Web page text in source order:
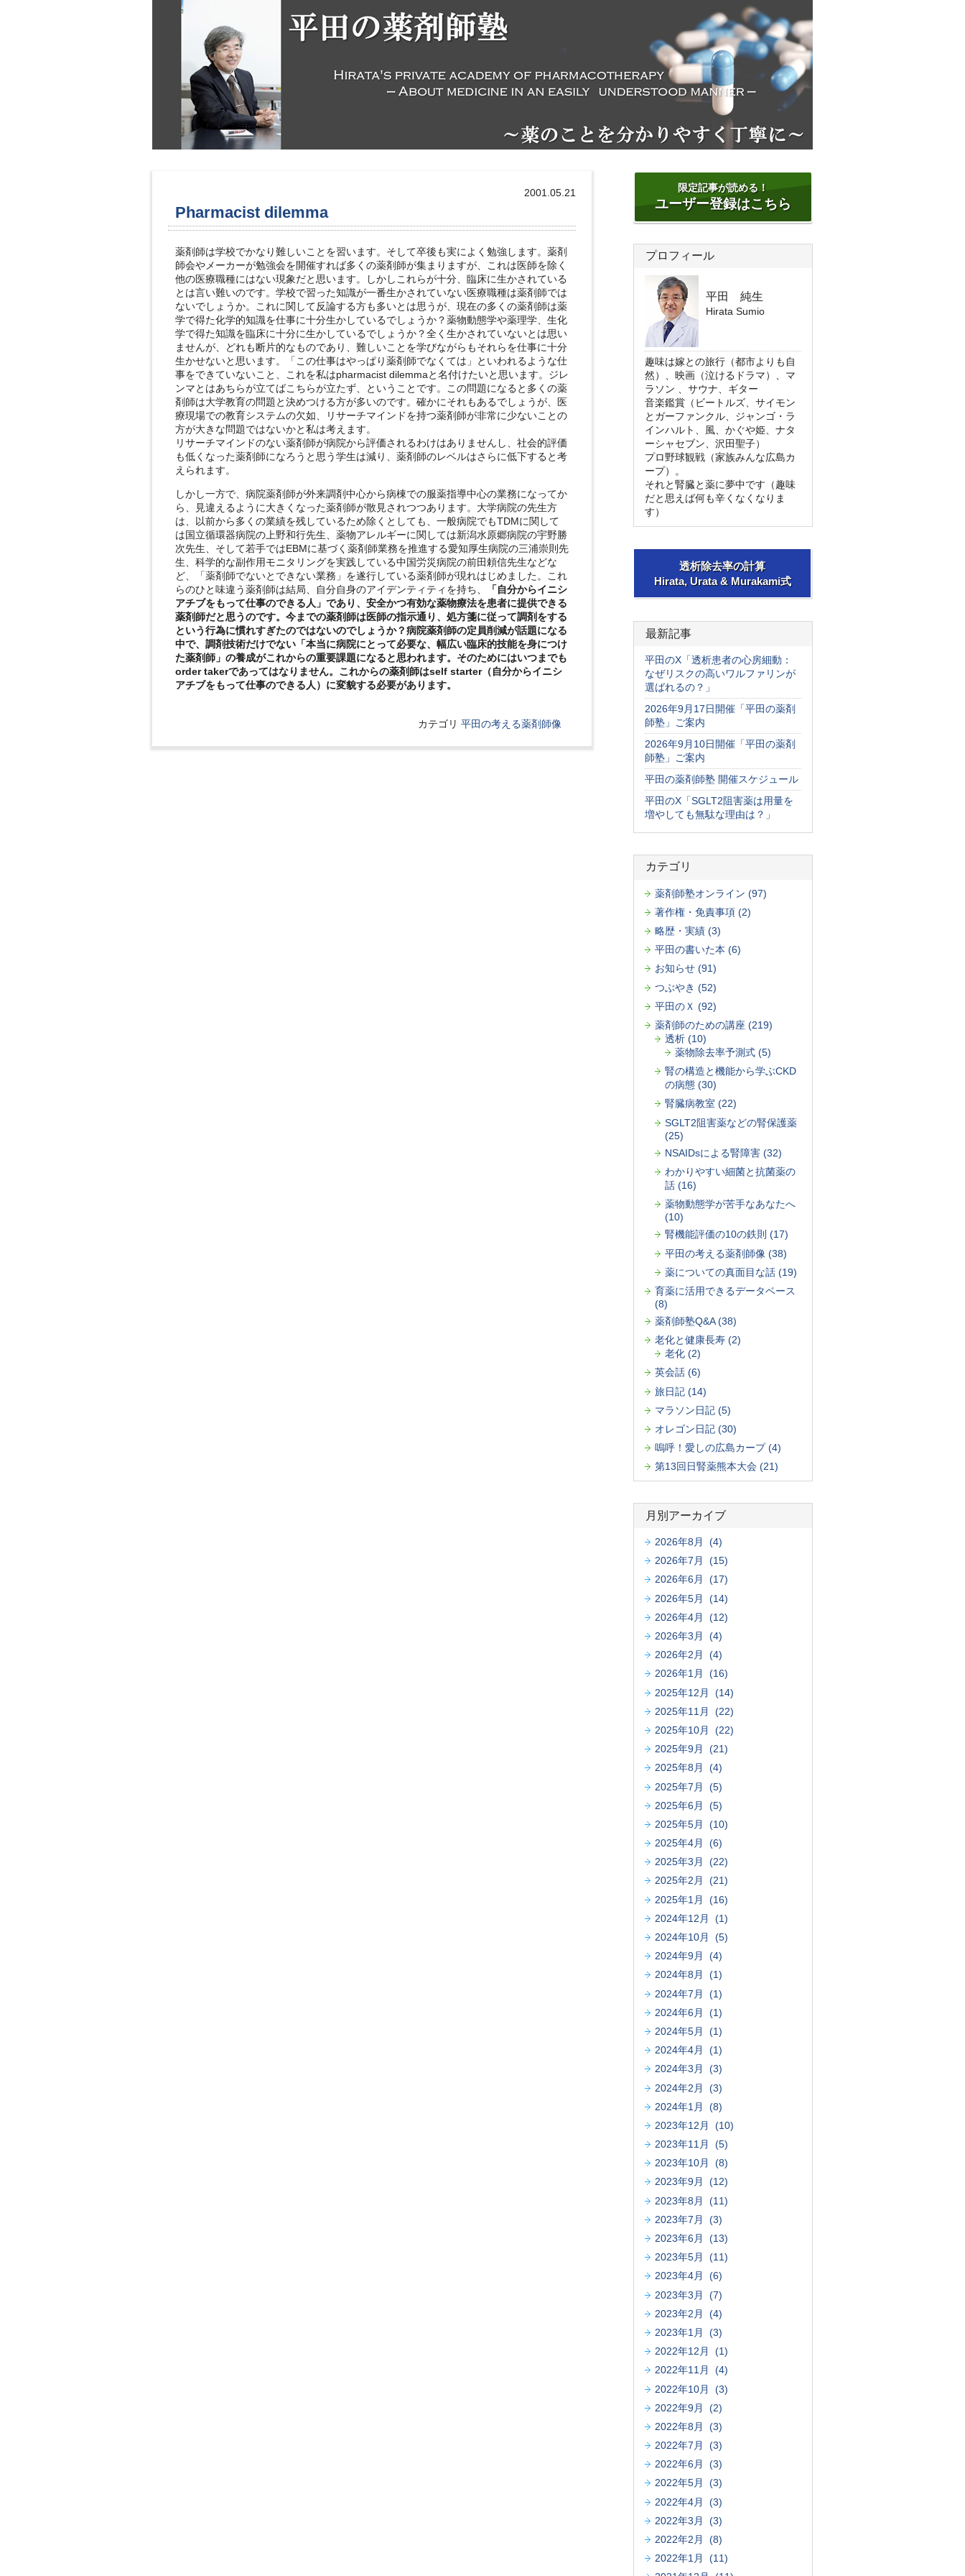
2001.05.21
Pharmacist dilemma
薬剤師は学校でかなり難しいことを習います。そして卒後も実によく勉強します。薬剤
師会やメーカーが勉強会を開催すれば多くの薬剤師が集まりますが、これは医師を除く
他の医療職種にはない現象だと思います。しかしこれらが十分、臨床に生かされている
とは言い難いのです。学校で習った知識が一番生かされていない医療職種は薬剤師では
ないでしょうか。これに関して反論する方も多いとは思うが、現在の多くの薬剤師は薬
学で得た化学的知識を仕事に十分生かしているでしょうか？薬物動態学や薬理学、生化
学で得た知識を臨床に十分に生かしているでしょうか？全く生かされていないとは思い
ませんが、どれも断片的なものであり、難しいことを学びながらもそれらを仕事に十分
生かせないと思います。「この仕事はやっぱり薬剤師でなくては」といわれるような仕
事をできていないこと、これを私はpharmacist dilemmaと名付けたいと思います。ジレ
ンマとはあちらが立てばこちらが立たず、ということです。この問題になると多くの薬
剤師は大学教育の問題と決めつける方が多いのです。確かにそれもあるでしょうが、医
療現場での教育システムの欠如、リサーチマインドを持つ薬剤師が非常に少ないことの
方が大きな問題ではないかと私は考えます。
リサーチマインドのない薬剤師が病院から評価されるわけはありませんし、社会的評価
も低くなった薬剤師になろうと思う学生は減り、薬剤師のレベルはさらに低下すると考
えられます。
しかし一方で、病院薬剤師が外来調剤中心から病棟での服薬指導中心の業務になってか
ら、見違えるように大きくなった薬剤師が散見されつつあります。大学病院の先生方
は、以前から多くの業績を残しているため除くとしても、一般病院でもTDMに関して
は国立循環器病院の上野和行先生、薬物アレルギーに関しては新潟水原郷病院の宇野勝
次先生、そして若手ではEBMに基づく薬剤師業務を推進する愛知厚生病院の三浦崇則先
生、科学的な副作用モニタリングを実践している中国労災病院の前田頼信先生などな
ど、「薬剤師でないとできない業務」を遂行している薬剤師が現れはじめました。これ
らのひと味違う薬剤師は結局、自分自身のアイデンティティを持ち、
「自分からイニシ
アチブをもって仕事のできる人」であり、安全かつ有効な薬物療法を患者に提供できる
薬剤師だと思うのです。今までの薬剤師は医師の指示通り、処方箋に従って調剤をする
という行為に慣れすぎたのではないのでしょうか？病院薬剤師の定員削減が話題になる
中で、調剤技術だけでない「本当に病院にとって必要な、幅広い臨床的技能を身につけ
た薬剤師」の養成がこれからの重要課題になると思われます。そのためにはいつまでも
order takerであってはなりません。これからの薬剤師はself starter（自分からイニシ
アチブをもって仕事のできる人）に変貌する必要があります。
カテゴリ 平田の考える薬剤師像
限定記事が読める！
ユーザー登録はこちら
プロフィール
平田 純生
Hirata Sumio
趣味は嫁との旅行（都市よりも自
然）、映画（泣けるドラマ）、マ
ラソン 、サウナ、ギター
音楽鑑賞（ビートルズ、サイモン
とガーファンクル、ジャンゴ・ラ
インハルト、風、かぐや姫、ナタ
ーシャセブン、沢田聖子）
プロ野球観戦（家族みんな広島カ
ープ）。
それと腎臓と薬に夢中です（趣味
だと思えば何も辛くなくなりま
す）
透析除去率の計算
Hirata, Urata & Murakami式
最新記事
平田のX「透析患者の心房細動：
なぜリスクの高いワルファリンが
選ばれるの？」
2026年9月17日開催「平田の薬剤
師塾」ご案内
2026年9月10日開催「平田の薬剤
師塾」ご案内
平田の薬剤師塾 開催スケジュール
平田のX「SGLT2阻害薬は用量を
増やしても無駄な理由は？」
カテゴリ
薬剤師塾オンライン (97)
著作権・免責事項 (2)
略歴・実績 (3)
平田の書いた本 (6)
お知らせ (91)
つぶやき (52)
平田のＸ (92)
薬剤師のための講座 (219)
透析 (10)
薬物除去率予測式 (5)
腎の構造と機能から学ぶCKD
の病態 (30)
腎臓病教室 (22)
SGLT2阻害薬などの腎保護薬
(25)
NSAIDsによる腎障害 (32)
わかりやすい細菌と抗菌薬の
話 (16)
薬物動態学が苦手なあなたへ
(10)
腎機能評価の10の鉄則 (17)
平田の考える薬剤師像 (38)
薬についての真面目な話 (19)
育薬に活用できるデータベース
(8)
薬剤師塾Q&A (38)
老化と健康長寿 (2)
老化 (2)
英会話 (6)
旅日記 (14)
マラソン日記 (5)
オレゴン日記 (30)
嗚呼！愛しの広島カープ (4)
第13回日腎薬熊本大会 (21)
月別アーカイブ
2026年8月 (4)
2026年7月 (15)
2026年6月 (17)
2026年5月 (14)
2026年4月 (12)
2026年3月 (4)
2026年2月 (4)
2026年1月 (16)
2025年12月 (14)
2025年11月 (22)
2025年10月 (22)
2025年9月 (21)
2025年8月 (4)
2025年7月 (5)
2025年6月 (5)
2025年5月 (10)
2025年4月 (6)
2025年3月 (22)
2025年2月 (21)
2025年1月 (16)
2024年12月 (1)
2024年10月 (5)
2024年9月 (4)
2024年8月 (1)
2024年7月 (1)
2024年6月 (1)
2024年5月 (1)
2024年4月 (1)
2024年3月 (3)
2024年2月 (3)
2024年1月 (8)
2023年12月 (10)
2023年11月 (5)
2023年10月 (8)
2023年9月 (12)
2023年8月 (11)
2023年7月 (3)
2023年6月 (13)
2023年5月 (11)
2023年4月 (6)
2023年3月 (7)
2023年2月 (4)
2023年1月 (3)
2022年12月 (1)
2022年11月 (4)
2022年10月 (3)
2022年9月 (2)
2022年8月 (3)
2022年7月 (3)
2022年6月 (3)
2022年5月 (3)
2022年4月 (3)
2022年3月 (3)
2022年2月 (8)
2022年1月 (11)